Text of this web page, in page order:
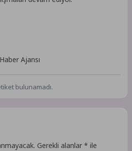
Ajansı
bulunamadı.
Gerekli alanlar* ile